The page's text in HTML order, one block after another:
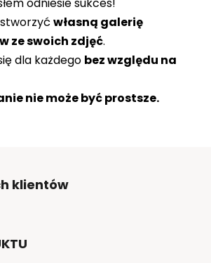
własną galerię
ze swoich zdjęć.
dla każdego bez względu na
nie może być prostsze.
klientów